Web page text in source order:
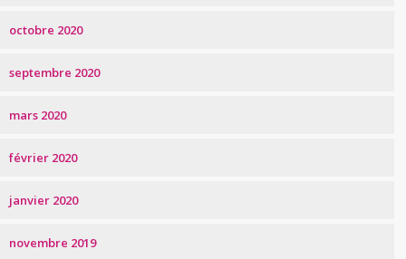
octobre 2020
septembre 2020
mars 2020
février 2020
janvier 2020
novembre 2019